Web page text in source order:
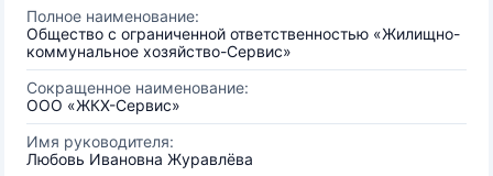
Полное наименование:
Общество с ограниченной ответственностью «Жилищно-
коммунальное хозяйство-Сервис»
Сокращенное наименование:
ООО «ЖКХ-Сервис»
Имя руководителя:
Любовь Ивановна Журавлёва